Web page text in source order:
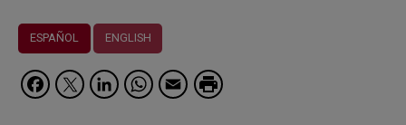
ESPAÑOL ENGLISH
Facebook
Twitter
LinkedIn
WhatsApp
Email